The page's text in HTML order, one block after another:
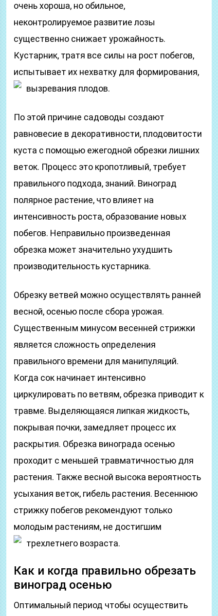
очень хороша, но обильное,
неконтролируемое развитие лозы
существенно снижает урожайность.
Кустарник, тратя все силы на рост побегов,
испытывает их нехватку для формирования,
вызревания плодов.
По этой причине садоводы создают
равновесие в декоративности, плодовитости
куста с помощью ежегодной обрезки лишних
веток. Процесс это кропотливый, требует
правильного подхода, знаний. Виноград
полярное растение, что влияет на
интенсивность роста, образование новых
побегов. Неправильно произведенная
обрезка может значительно ухудшить
производительность кустарника.
Обрезку ветвей можно осуществлять ранней
весной, осенью после сбора урожая.
Существенным минусом весенней стрижки
является сложность определения
правильного времени для манипуляций.
Когда сок начинает интенсивно
циркулировать по ветвям, обрезка приводит к
травме. Выделяющаяся липкая жидкость,
покрывая почки, замедляет процесс их
раскрытия. Обрезка винограда осенью
проходит с меньшей травматичностью для
растения. Также весной высока вероятность
усыхания веток, гибель растения. Весеннюю
стрижку побегов рекомендуют только
молодым растениям, не достигшим
трехлетнего возраста.
Как и когда правильно обрезать
виноград осенью
Оптимальный период чтобы осуществить